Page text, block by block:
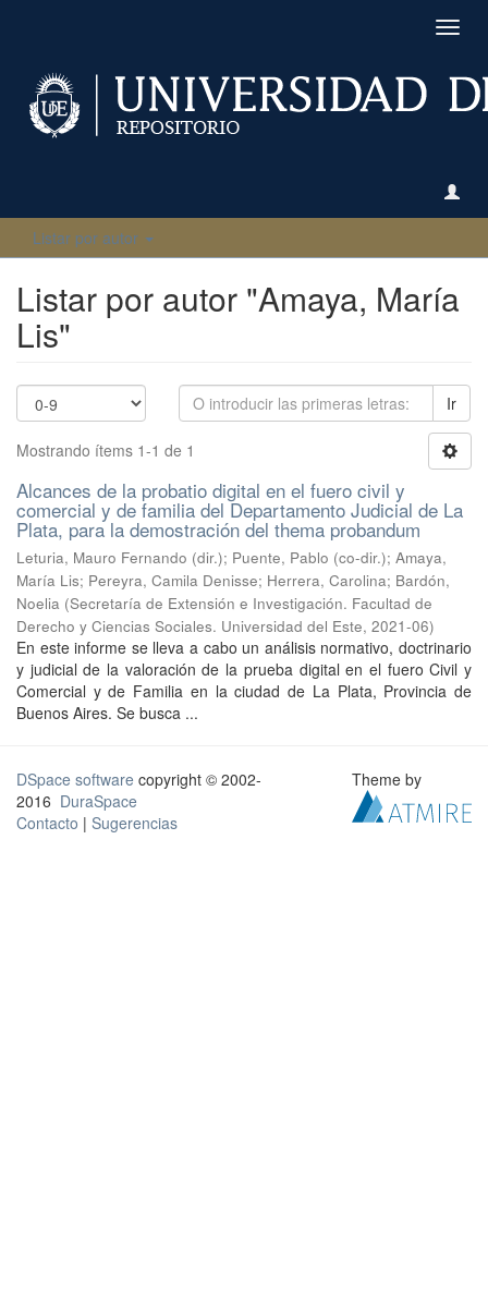
Listar por autor
Listar por autor "Amaya, María
Lis"
Ir
Mostrando ítems 1-1 de 1
Alcances de la probatio digital en el fuero civil y
comercial y de familia del Departamento Judicial de La
Plata, para la demostración del thema probandum
Leturia, Mauro Fernando (dir.); Puente, Pablo (co-dir.); Amaya,
María Lis; Pereyra, Camila Denisse; Herrera, Carolina; Bardón,
Noelia (Secretaría de Extensión e Investigación. Facultad de
Derecho y Ciencias Sociales. Universidad del Este, 2021-06)
En este informe se lleva a cabo un análisis normativo, doctrinario
y judicial de la valoración de la prueba digital en el fuero Civil y
Comercial y de Familia en la ciudad de La Plata, Provincia de
Buenos Aires. Se busca ...
DSpace software copyright © 2002-
2016 DuraSpace
Contacto | Sugerencias
Theme by